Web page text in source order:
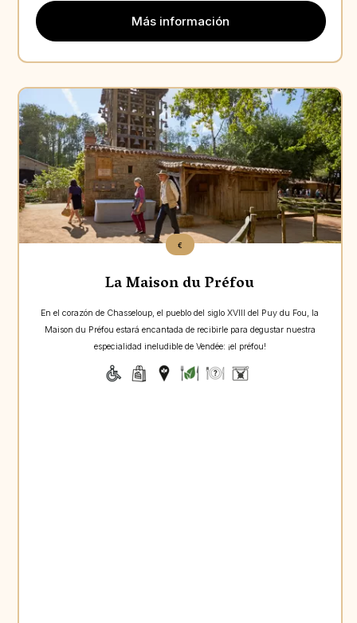
Más información
Aperçu
€
La Maison du Préfou
En el corazón de Chasseloup, el pueblo del siglo XVIII del Puy du Fou, la
Maison du Préfou estará encantada de recibirle para degustar nuestra
especialidad ineludible de Vendée: ¡el préfou!